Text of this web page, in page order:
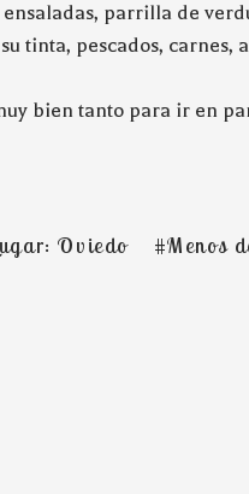
parrilla de
tinta, pescados,
bien tanto para ir en
Oviedo
#Menos